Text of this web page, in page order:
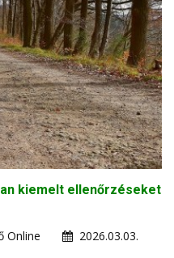
kiemelt ellenőrzéseket
Online
2026.03.03.